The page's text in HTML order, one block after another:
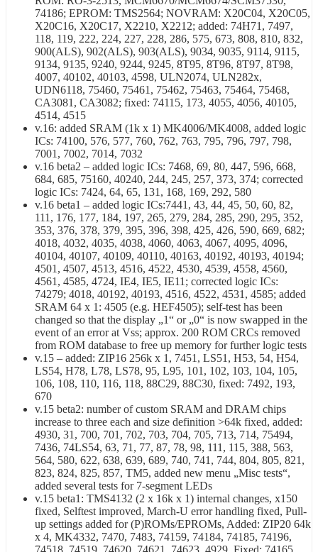
74186; EPROM: TMS2564; NOVRAM: X20C04, X20C05,
X20C16, X20C17, X2210, X2212; added: 74H71, 7497,
118, 119, 222, 224, 227, 228, 286, 575, 673, 808, 810, 832,
900(ALS), 902(ALS), 903(ALS), 9034, 9035, 9114, 9115,
9134, 9135, 9240, 9244, 9245, 8T95, 8T96, 8T97, 8T98,
4007, 40102, 40103, 4598, ULN2074, ULN282x,
UDN6118, 75460, 75461, 75462, 75463, 75464, 75468,
CA3081, CA3082; fixed: 74115, 173, 4055, 4056, 40105,
4514, 4515
v.16: added SRAM (1k x 1) MK4006/MK4008, added logic
ICs: 74100, 576, 577, 760, 762, 763, 795, 796, 797, 798,
7001, 7002, 7014, 7032
v.16 beta2 – added logic ICs: 7468, 69, 80, 447, 596, 668,
684, 685, 75160, 40240, 244, 245, 257, 373, 374; corrected
logic ICs: 7424, 64, 65, 131, 168, 169, 292, 580
v.16 beta1 – added logic ICs:7441, 43, 44, 45, 50, 60, 82,
111, 176, 177, 184, 197, 265, 279, 284, 285, 290, 295, 352,
353, 376, 378, 379, 395, 396, 398, 425, 426, 590, 669, 682;
4018, 4032, 4035, 4038, 4060, 4063, 4067, 4095, 4096,
40104, 40107, 40109, 40110, 40163, 40192, 40193, 40194;
4501, 4507, 4513, 4516, 4522, 4530, 4539, 4558, 4560,
4561, 4585, 4724, IE4, IE5, IE11; corrected logic ICs:
74279; 4018, 40192, 40193, 4516, 4522, 4531, 4585; added
SRAM 64 x 1: 4505 (e.g. HEF4505); self-test has been
changed so that the display „1“ or „0“ is now swapped in the
event of an error at Vss; approx. 200 ROM CRCs removed
from ROM database to free up memory for further logic tests
v.15 – added: ZIP16 256k x 1, 7451, LS51, H53, 54, H54,
LS54, H78, L78, LS78, 95, L95, 101, 102, 103, 104, 105,
106, 108, 110, 116, 118, 88C29, 88C30, fixed: 7492, 193,
670
v.15 beta2: number of custom SRAM and DRAM chips
increase to three each and size definition >64k fixed, added:
4930, 31, 700, 701, 702, 703, 704, 705, 713, 714, 75494,
7436, 74LS54, 63, 71, 77, 87, 78, 98, 111, 115, 388, 563,
564, 580, 622, 638, 639, 689, 740, 741, 744, 804, 805, 821,
823, 824, 825, 857, TM5, added new menu „Misc tests“,
added several tests for 7-segment LEDs
v.15 beta1: TMS4132 (2 x 16k x 1) internal changes, x150
fixed, Selftest improved, March-U error handling fixed, Pull-
up settings added for (P)ROMs/EPROMs, Added: ZIP20 64k
x 4, MK4332, 7470, 7483, 74159, 74184, 74185, 74196,
74518, 74519, 74620, 74621, 74623, 4929, Fixed: 74165,